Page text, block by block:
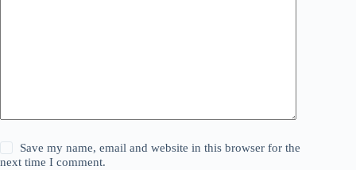
Save my name, email and website in this browser for the
next time I comment.